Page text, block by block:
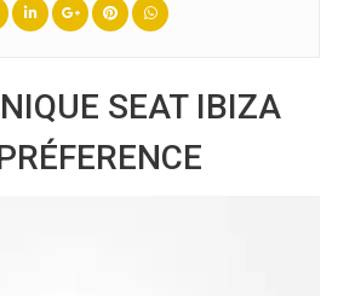
SEAT IBIZA